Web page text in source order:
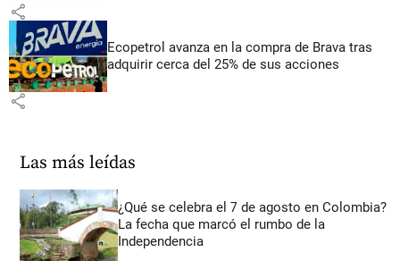
share
Ecopetrol avanza en la compra de Brava tras
adquirir cerca del 25% de sus acciones
share
Las más leídas
¿Qué se celebra el 7 de agosto en Colombia?
La fecha que marcó el rumbo de la
Independencia